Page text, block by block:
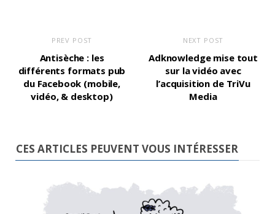
PREV POST
Antisèche : les
différents formats pub
du Facebook (mobile,
vidéo, & desktop)
NEXT POST
Adknowledge mise tout
sur la vidéo avec
l’acquisition de TriVu
Media
CES ARTICLES PEUVENT VOUS INTÉRESSER